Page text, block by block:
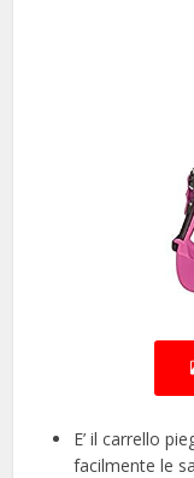
E’ il carrello
facilmente le